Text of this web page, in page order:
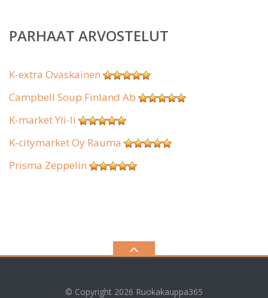
PARHAAT ARVOSTELUT
K-extra Ovaskainen
Campbell Soup Finland Ab
K-market Yli-Ii
K-citymarket Oy Rauma
Prisma Zeppelin
© Copyright 2026 Ruokakauppa365